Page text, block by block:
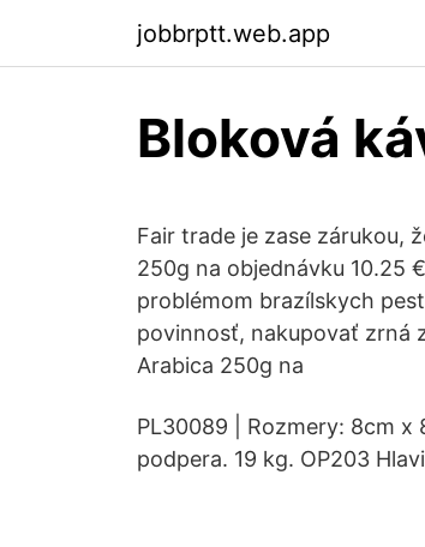
jobbrptt.web.app
Bloková
Fair trade je zase zárukou,
250g na objednávku 10.25
problémom brazílskych
povinnosť, nakupovať zrná
Arabica 250g na
PL30089 | Rozmery: 8cm x
podpera. 19 kg. OP203